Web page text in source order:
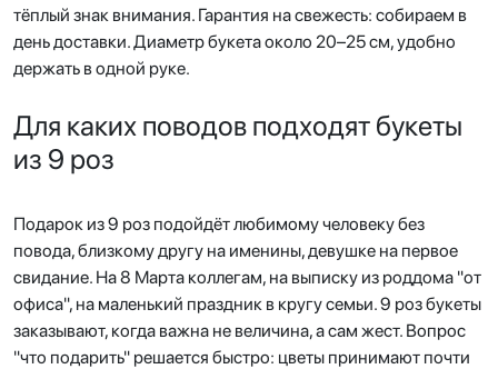
тёплый знак внимания. Гарантия на свежесть: собираем в
день доставки. Диаметр букета около 20–25 см, удобно
держать в одной руке.
Для каких поводов подходят букеты
из 9 роз
Подарок из 9 роз подойдёт любимому человеку без
повода, близкому другу на именины, девушке на первое
свидание. На 8 Марта коллегам, на выписку из роддома "от
офиса", на маленький праздник в кругу семьи. 9 роз букеты
заказывают, когда важна не величина, а сам жест. Вопрос
"что подарить" решается быстро: цветы принимают почти